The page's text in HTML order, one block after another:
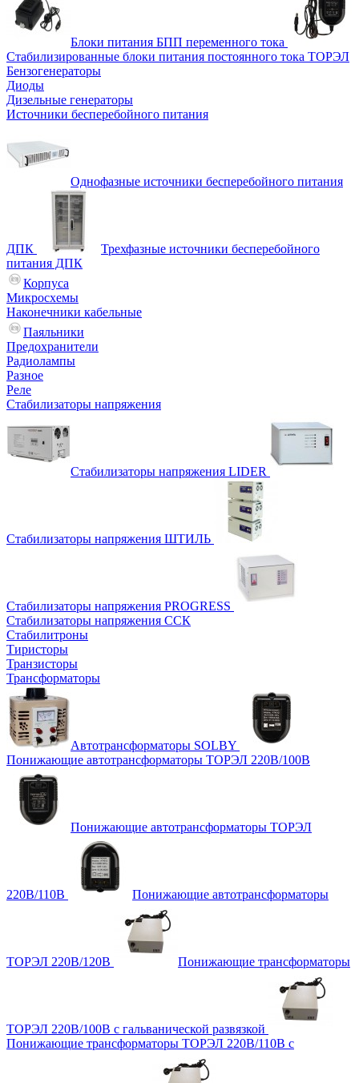
Блоки питания БПП переменного тока
Стабилизированные блоки питания постоянного тока ТОРЭЛ
Бензогенераторы
Диоды
Дизельные генераторы
Источники бесперебойного питания
Однофазные источники бесперебойного питания
ДПК
Трехфазные источники бесперебойного
питания ДПК
Корпуса
Микросхемы
Наконечники кабельные
Паяльники
Предохранители
Радиолампы
Разное
Реле
Стабилизаторы напряжения
Стабилизаторы напряжения LIDER
Стабилизаторы напряжения ШТИЛЬ
Стабилизаторы напряжения PROGRESS
Стабилизаторы напряжения ССК
Стабилитроны
Тиристоры
Транзисторы
Трансформаторы
Автотрансформаторы SOLBY
Понижающие автотрансформаторы ТОРЭЛ 220В/100В
Понижающие автотрансформаторы ТОРЭЛ
220В/110В Понижающие автотрансформаторы
ТОРЭЛ 220В/120В Понижающие трансформаторы
ТОРЭЛ 220В/100В с гальванической развязкой
Понижающие трансформаторы ТОРЭЛ 220В/110В с